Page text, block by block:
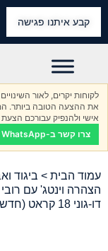
קבע איתנו פגישה
לקוחות יקרים, לאור
את ההצעה הטובה ביותר.
אישי ולהנפיק עבורכם
צרו קשר ב-WhatsApp
עמוד הבית > ביגוד
דו-גוני 18 קראט (חדש)